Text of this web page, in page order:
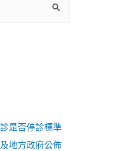
是否停診標準
地方政府公佈